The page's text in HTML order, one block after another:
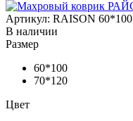
Артикул: RAISON 60*100
В наличии
Размер
60*100
70*120
Цвет